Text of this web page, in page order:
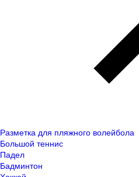
Разметка для пляжного волейбола
Большой теннис
Падел
Бадминтон